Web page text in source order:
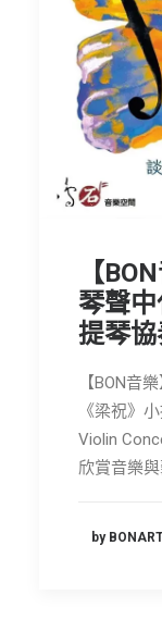
BON插畫
BON旅行
節慶長笛樂
關於我們
SEARCH
【
琴聲
提琴
【BON音
《梁祝》
Violin
欣賞音樂
by